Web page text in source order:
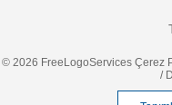
© 2026 FreeLogoServices Çerez
/